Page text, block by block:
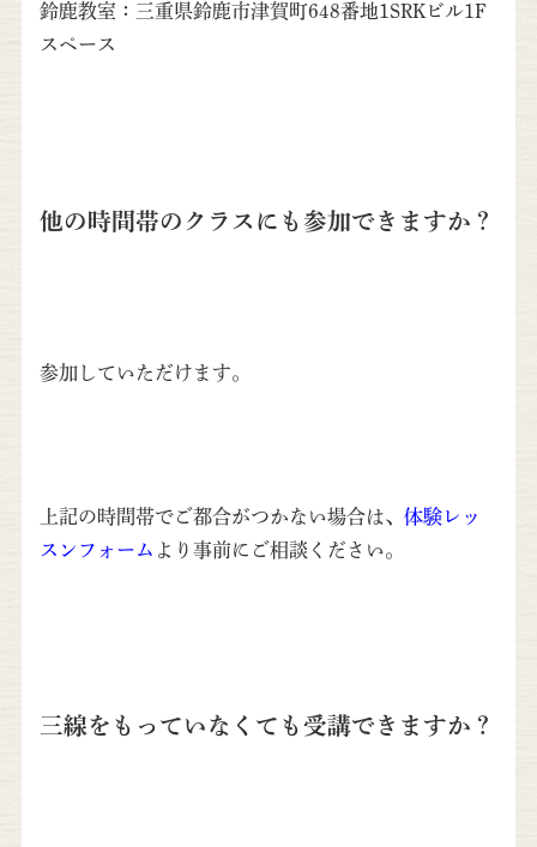
鈴鹿教室：三重県鈴鹿市津賀町648番地1SRKビル1F
スペース
他の時間帯のクラスにも参加できますか？
参加していただけます。
上記の時間帯でご都合がつかない場合は、 体験レッ
スンフォーム より事前にご相談ください。
三線をもっていなくても受講できますか？